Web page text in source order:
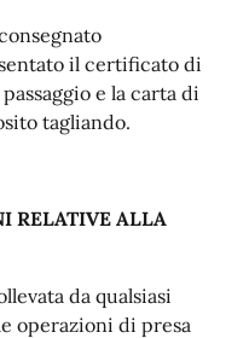
il certificato di
e la carta di
tagliando.
RELATIVE ALLA
da qualsiasi
operazioni di presa